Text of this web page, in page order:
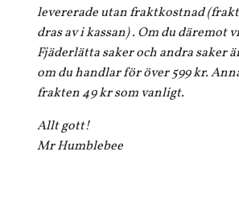
levererade utan fraktkostnad
dras av i kassan) . Om du däremot
Fjäderlätta saker och andra saker
om du handlar för över 599 kr.
frakten 49 kr som vanligt.
Allt gott!
Mr Humblebee